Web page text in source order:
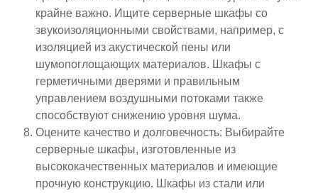
крайне важно. Ищите серверные шкафы со
звукоизоляционными свойствами, например, с
изоляцией из акустической пены или
шумопоглощающих материалов. Шкафы с
герметичными дверями и правильным
управлением воздушными потоками также
способствуют снижению уровня шума.
Оцените качество и долговечность: Выбирайте
серверные шкафы, изготовленные из
высококачественных материалов и имеющие
прочную конструкцию. Шкафы из стали или